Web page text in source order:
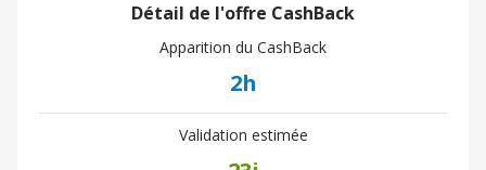
Détail de l'offre CashBack
Apparition du CashBack
2h
Validation estimée